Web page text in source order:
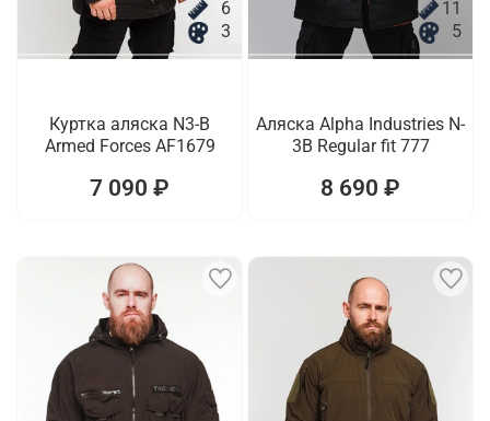
6
3
Куртка аляска N3-B
Armed Forces AF1679
7 090 ₽
11
5
Аляска Alpha Industries N-
3B Regular fit 777
8 690 ₽